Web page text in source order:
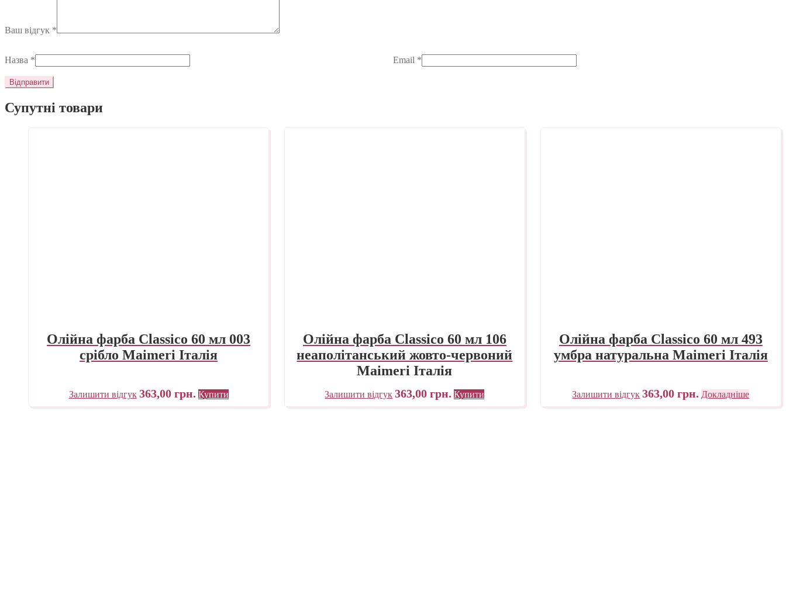
Ваш відгук *
Назва * Email *
Супутні товари
Олійна фарба Classico 60 мл 003
срібло Maimeri Італія
Залишити відгук 363,00 грн. Купити
Олійна фарба Classico 60 мл 106
неаполітанський жовто-червоний
Maimeri Італія
Залишити відгук 363,00грн. Купити
Олійна фарба Classico 60 мл 493
умбра натуральна Maimeri Італія
Залишити відгук 363,00грн. Докладніше